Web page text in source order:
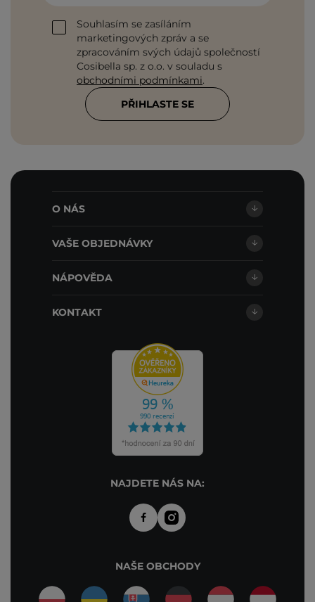
Souhlasím se zasíláním
marketingových zpráv a se
zpracováním svých údajů společností
Cosibella sp. z o.o. v souladu s
obchodními podmínkami.
PŘIHLASTE SE
O NÁS
VAŠE OBJEDNÁVKY
NÁPOVĚDA
KONTAKT
NAJDETE NÁS NA:
NAŠE OBCHODY